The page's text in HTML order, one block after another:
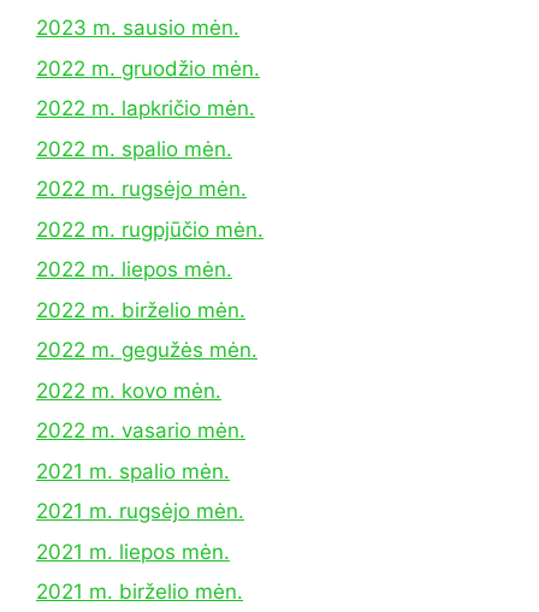
2023 m. sausio mėn.
2022 m. gruodžio mėn.
2022 m. lapkričio mėn.
2022 m. spalio mėn.
2022 m. rugsėjo mėn.
2022 m. rugpjūčio mėn.
2022 m. liepos mėn.
2022 m. birželio mėn.
2022 m. gegužės mėn.
2022 m. kovo mėn.
2022 m. vasario mėn.
2021 m. spalio mėn.
2021 m. rugsėjo mėn.
2021 m. liepos mėn.
2021 m. birželio mėn.